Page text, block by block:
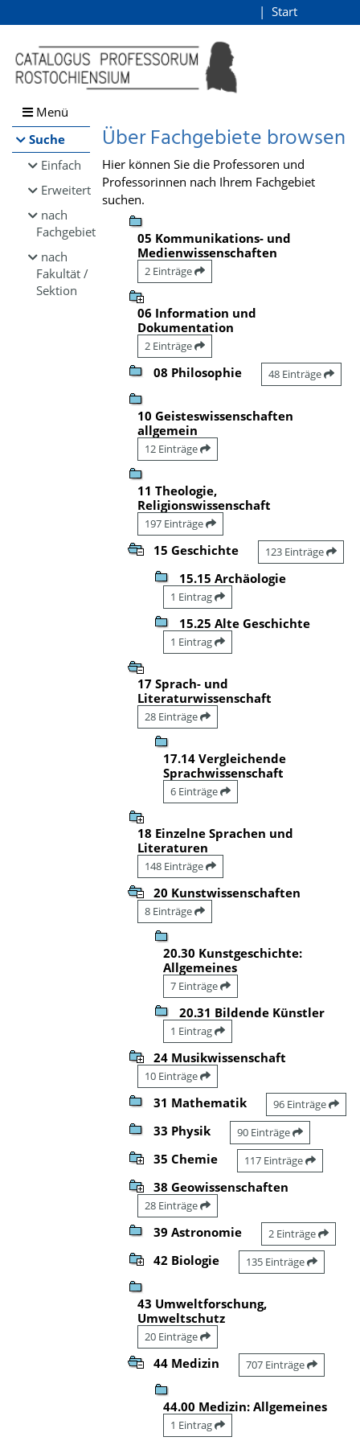
Browsen
direkt zum Inhalt
Start
Menü
Suche
Einfach
Erweitert
nach
Fachgebiet
nach
Fakultät /
Sektion
Über Fachgebiete browsen
Hier können Sie die Professoren und
Professorinnen nach Ihrem Fachgebiet
suchen.
05 Kommunikations- und
Medienwissenschaften
2 Einträge
06 Information und
Dokumentation
2 Einträge
08 Philosophie 48 Einträge
10 Geisteswissenschaften
allgemein
12 Einträge
11 Theologie,
Religionswissenschaft
197 Einträge
15 Geschichte 123 Einträge
15.15 Archäologie
1 Eintrag
15.25 Alte Geschichte
1 Eintrag
17 Sprach- und
Literaturwissenschaft
28 Einträge
17.14 Vergleichende
Sprachwissenschaft
6 Einträge
18 Einzelne Sprachen und
Literaturen
148 Einträge
20 Kunstwissenschaften
8 Einträge
20.30 Kunstgeschichte:
Allgemeines
7 Einträge
20.31 Bildende Künstler
1 Eintrag
24 Musikwissenschaft
10 Einträge
31 Mathematik 96 Einträge
33 Physik 90 Einträge
35 Chemie 117 Einträge
38 Geowissenschaften
28 Einträge
39 Astronomie 2 Einträge
42 Biologie 135 Einträge
43 Umweltforschung,
Umweltschutz
20 Einträge
44 Medizin 707 Einträge
44.00 Medizin: Allgemeines
1 Eintrag